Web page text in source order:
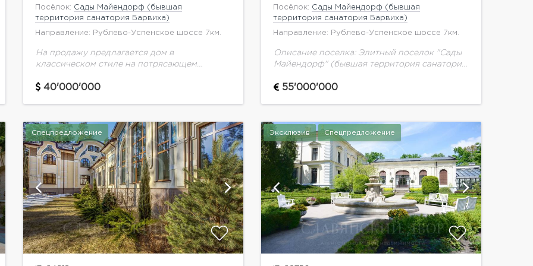
Посёлок: Сады Майендорф (бывшая
территория санатория Барвиха)
Направление: Рублево-Успенское шоссе 7км.
На продажу предлагается дом в
классическом стиле на потрясающем
Высокие потолки, второй свет, роскошная
40'000'000
Посёлок: Сады Майендорф (бывшая
территория санатория Барвиха)
Направление: Рублево-Успенское шоссе 7км.
Описание поселка: Элитный поселок "Сады
Майендорф" (бывшая территория санатория
Москвы по Рублево-Успенскому шоссе.
55'000'000
Спецпредложение
показать ещё 9 фотографий
Эксклюзив Спецпредложение